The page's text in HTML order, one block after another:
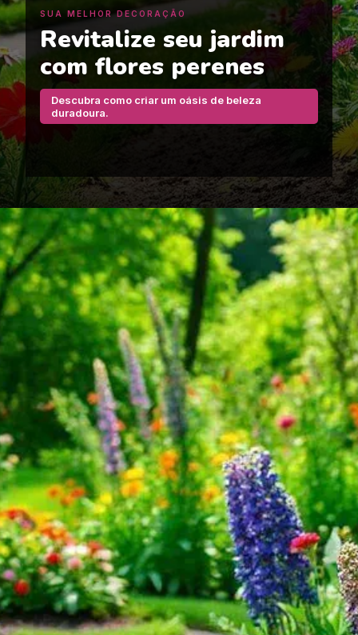
SUA MELHOR DECORAÇÃO
Revitalize seu jardim
com flores perenes
Descubra como criar um oásis de beleza
duradoura.